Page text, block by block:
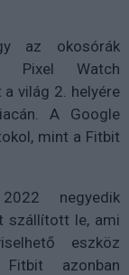
az okosórák
Pixel Watch
világ 2. helyére
A Google
mint a Fitbit
negyedik
szállított le, ami
eszköz
azonban